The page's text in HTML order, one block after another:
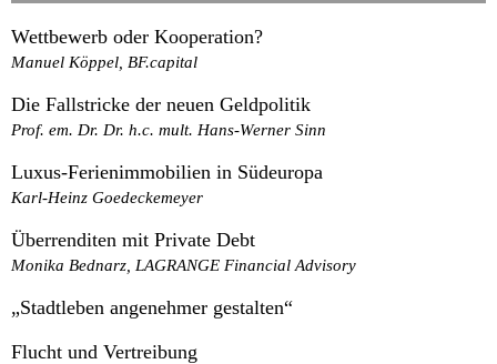
Wettbewerb oder Kooperation?
Manuel Köppel, BF.capital
Die Fallstricke der neuen Geldpolitik
Prof. em. Dr. Dr. h.c. mult. Hans-Werner Sinn
Luxus-Ferienimmobilien in Südeuropa
Karl-Heinz Goedeckemeyer
Überrenditen mit Private Debt
Monika Bednarz, LAGRANGE Financial Advisory
„Stadtleben angenehmer gestalten“
Flucht und Vertreibung